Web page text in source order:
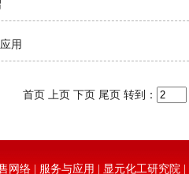
用
首页 上页 下页 尾页 转到：
网络 服务与应用 显元化工研究院